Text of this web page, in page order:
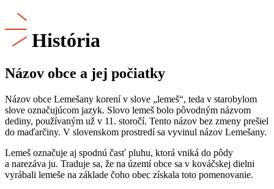
História
Názov obce a jej počiatky
Názov obce Lemešany korení v slove „lemeš“, teda v starobylom
slove označujúcom jazyk. Slovo lemeš bolo pôvodným názvom
dediny, používaným už v 11. storočí. Tento názov bez zmeny prešiel
do maďarčiny. V slovenskom prostredí sa vyvinul názov Lemešany.
Lemeš označuje aj spodnú časť pluhu, ktorá vniká do pôdy
a narezáva ju. Traduje sa, že na území obce sa v kováčskej dielni
vyrábali lemeše na základe čoho obec získala toto pomenovanie.